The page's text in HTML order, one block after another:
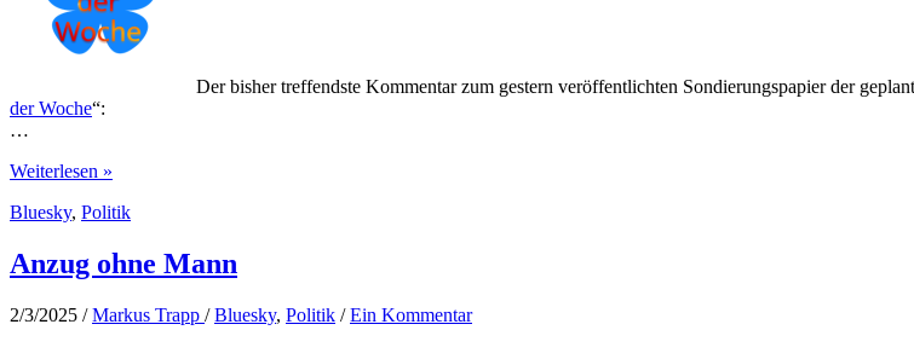
Der bisher treffendste Kommentar zum gestern veröffentlichten Sondierungspapier der
der Woche“:
…
Das
Spiel
Union
beim
Weiterlesen »
Bluesky, Politik
Anzug ohne Mann
2/3/2025 /Markus Trapp /Bluesky, Politik /Ein Kommentar